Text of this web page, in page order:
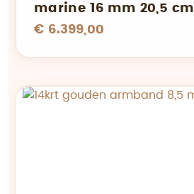
marine 16 mm 20,5 cm
€ 6.399,00